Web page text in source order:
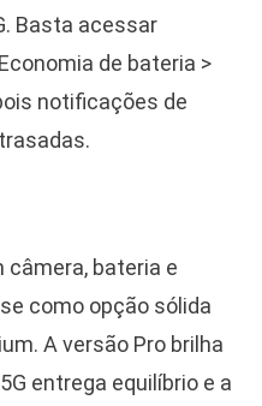
Basta acessar
de bateria >
notificações de
câmera, bateria e
como opção sólida
A versão Pro brilha
entrega equilíbrio e a